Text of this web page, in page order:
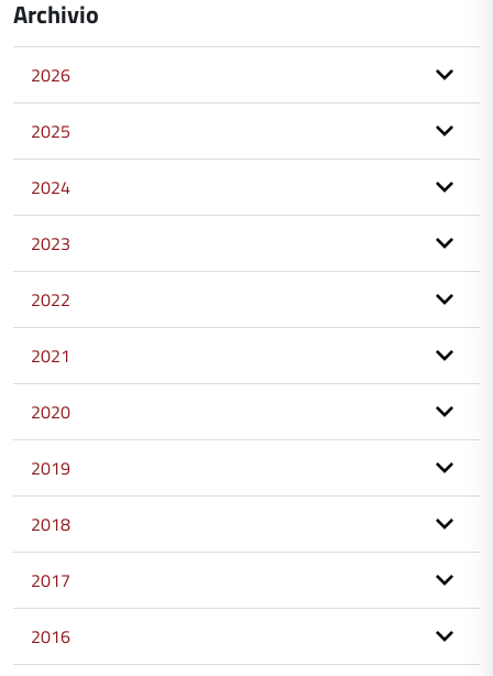
Archivio
2026
2025
2024
2023
2022
2021
2020
2019
2018
2017
2016